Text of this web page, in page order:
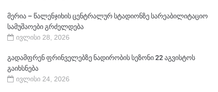
მერია – წალენჯიხის ცენტრალურ სტადიონზე სარეაბილიტაციო
სამუშაოები გრძელდება
ივლისი 28, 2026
გადამფრენ ფრინველებზე ნადირობის სეზონი 22 აგვისტოს
გაიხსნება
ივლისი 24, 2026